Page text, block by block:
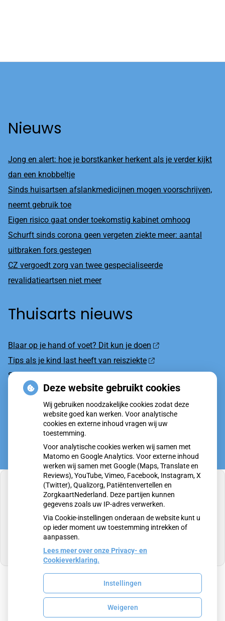
Nieuws
Jong en alert: hoe je borstkanker herkent als je verder kijkt
dan een knobbeltje
Sinds huisartsen afslankmedicijnen mogen voorschrijven,
neemt gebruik toe
Eigen risico gaat onder toekomstig kabinet omhoog
Schurft sinds corona geen vergeten ziekte meer: aantal
uitbraken fors gestegen
CZ vergoedt zorg van twee gespecialiseerde
revalidatieartsen niet meer
Thuisarts nieuws
Blaar op je hand of voet? Dit kun je doen
Tips als je kind last heeft van reisziekte
Sterke zon op je huid: let op
Denk je na over een borstvergroting?
Twijfel over gender? Hier vind je hulp
U heeft geen toestemming gegeven voor
externe inhoud die nodig is om dit te zien.
Cookie-instellingen wijzigen
Uw Zorg Online
Deze website gebruikt cookies
Wij gebruiken noodzakelijke cookies zodat deze
website goed kan werken. Voor analytische
cookies en externe inhoud vragen wij uw
toestemming.
Voor analytische cookies werken wij samen met
Matomo en Google Analytics. Voor externe inhoud
werken wij samen met Google (Maps, Translate en
Reviews), YouTube, Vimeo, Facebook, Instagram, X
(Twitter), Qualizorg, Patiëntenvertellen en
ZorgkaartNederland. Deze partijen kunnen
gegevens zoals uw IP-adres verwerken.
Via Cookie-instellingen onderaan de website kunt u
op ieder moment uw toestemming intrekken of
aanpassen.
Lees meer over onze Privacy- en
Cookieverklaring.
Instellingen
Weigeren